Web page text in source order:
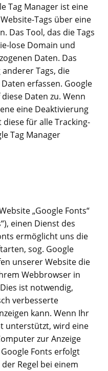
Tag Manager ist eine
Tags über eine
Das Tool, das die Tags
lose Domain und
Daten. Das
Tags, die
erfassen. Google
Daten zu. Wenn
eine Deaktivierung
für alle Tracking-
Tag Manager
„Google Fonts“
einen Dienst des
ermöglicht uns die
sog. Google
unserer Website die
Webbrowser in
ist notwendig,
verbesserte
kann. Wenn Ihr
unterstützt, wird eine
zur Anzeige
Fonts erfolgt
Regel bei einem